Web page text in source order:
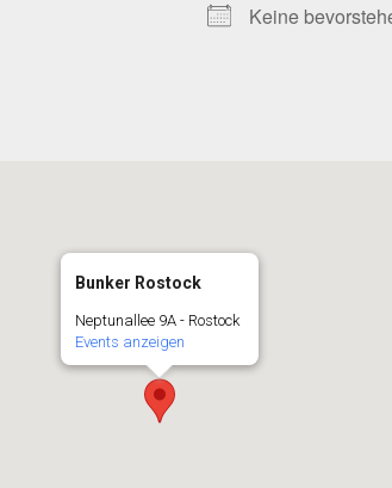
Keine
Bunker Rostock
Neptunallee 9A - Rostock
Events anzeigen